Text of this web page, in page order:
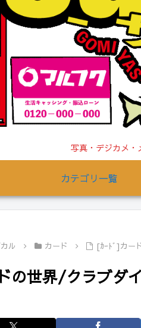
写真・デジカメ
カテゴリ一覧
ル カード [ｶｰﾄﾞ]カー
の世界/クラブダ